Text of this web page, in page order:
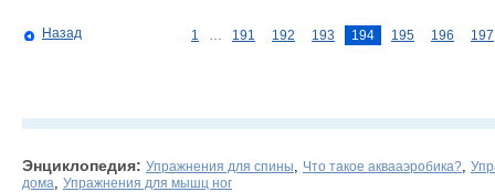
Назад 1 191 192 193 194 195 196 197
Энциклопедия: Упражнения для спины Что такое аквааэробика?
дома
Упражнения для мышц ног